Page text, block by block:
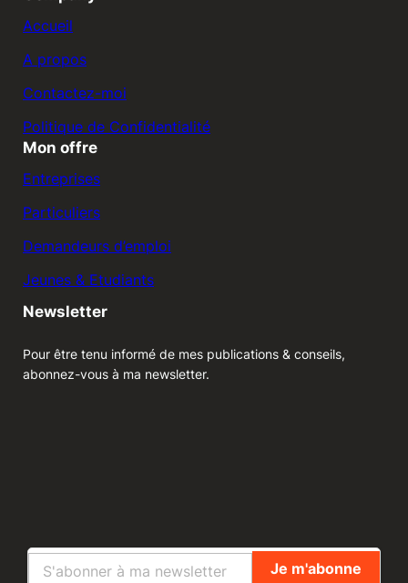
Accueil
A propos
Contactez-moi
Politique de Confidentialité
Mon offre
Entreprises
Particuliers
Demandeurs d’emploi
Jeunes & Etudiants
Newsletter
Pour être tenu informé de mes publications & conseils,
abonnez-vous à ma newsletter.